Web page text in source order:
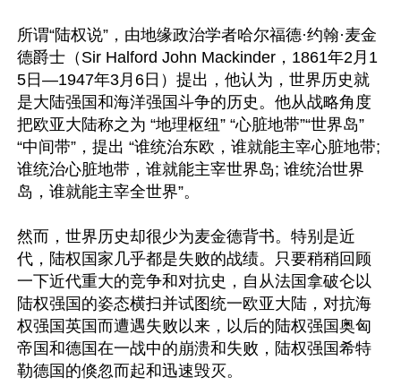
所谓“陆权说”，由地缘政治学者哈尔福德·约翰·麦金
德爵士（Sir Halford John Mackinder，1861年2月1
5日—1947年3月6日）提出，他认为，世界历史就
是大陆强国和海洋强国斗争的历史。他从战略角度
把欧亚大陆称之为 “地理枢纽” “心脏地带”“世界岛”
“中间带”，提出 “谁统治东欧，谁就能主宰心脏地带;
谁统治心脏地带，谁就能主宰世界岛; 谁统治世界
岛，谁就能主宰全世界”。
然而，世界历史却很少为麦金德背书。特别是近
代，陆权国家几乎都是失败的战绩。只要稍稍回顾
一下近代重大的竞争和对抗史，自从法国拿破仑以
陆权强国的姿态横扫并试图统一欧亚大陆，对抗海
权强国英国而遭遇失败以来，以后的陆权强国奥匈
帝国和德国在一战中的崩溃和失败，陆权强国希特
勒德国的倏忽而起和迅速毁灭。